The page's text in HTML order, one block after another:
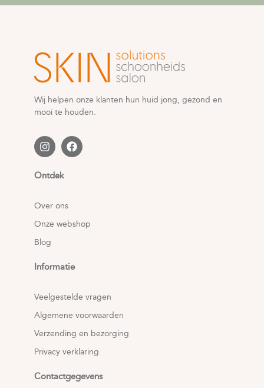
Wij helpen onze klanten hun huid jong, gezond en
mooi te houden.
Ontdek
Over ons
Onze webshop
Blog
Informatie
Veelgestelde vragen
Algemene voorwaarden
Verzending en bezorging
Privacy verklaring
Contactgegevens